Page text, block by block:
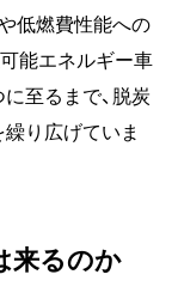
低燃費性能への
能エネルギー車
至るまで、脱炭
り広げていま
来るのか